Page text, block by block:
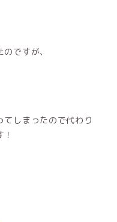
ですが、
しまったので代わり